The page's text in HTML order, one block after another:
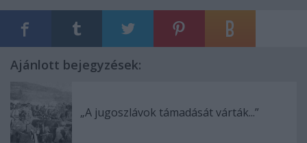
Ajánlott bejegyzések:
„A jugoszlávok támadását várták...”